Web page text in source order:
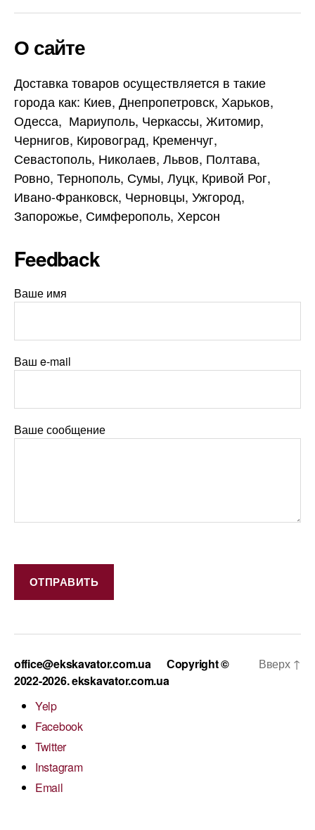
О сайте
Доставка товаров осуществляется в такие
города как: Киев, Днепропетровск, Харьков,
Одесса, Мариуполь, Черкаccы, Житомир,
Чернигов, Кировоград, Кременчуг,
Севастополь, Николаев, Львов, Полтава,
Ровно, Тернополь, Сумы, Луцк, Кривой Рог,
Ивано-Франковск, Черновцы, Ужгород,
Запорожье, Симферополь, Херсон
Feedback
Ваше имя
Ваш e-mail
Ваше сообщение
office@ekskavator.com.uaСopyright ©
2022-2026. ekskavator.com.ua
Yelp
Facebook
Twitter
Instagram
Email
Вверх ↑